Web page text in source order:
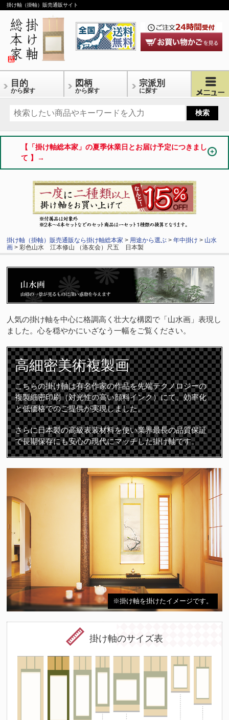
掛け軸（掛軸）販売通販サイト
目的
から探す
図柄
から探す
宗派別
に探す
【「掛け軸総本家」の夏季休業日とお届け予定につきまし
て 】→
掛け軸（掛軸）販売通販なら掛け軸総本家 > 用途から選ぶ >年中掛け > 山水
画 > 彩色山水 江本修山 （洛友会）尺五 日本製
人気の掛け軸を中心に格調高く壮大な構図で「山水画」表現し
ました。心を穏やかにいざなう一幅をご覧ください。
高細密美術複製画
こちらの掛け軸は有名作家の作品を先端テクノロジーの
複製細密印刷（対光性の高い顔料インク）にて、効率化
と低価格でのご提供が実現しました。
さらに日本製の高級表装材料を使い業界最長の品質保証
で長期保存にも安心の現代にマッチした掛け軸です。
※掛け軸を掛けたイメージです。
掛け軸のサイズ表